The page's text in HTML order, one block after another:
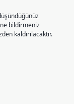
bildirmeniz
kaldırılacaktır.